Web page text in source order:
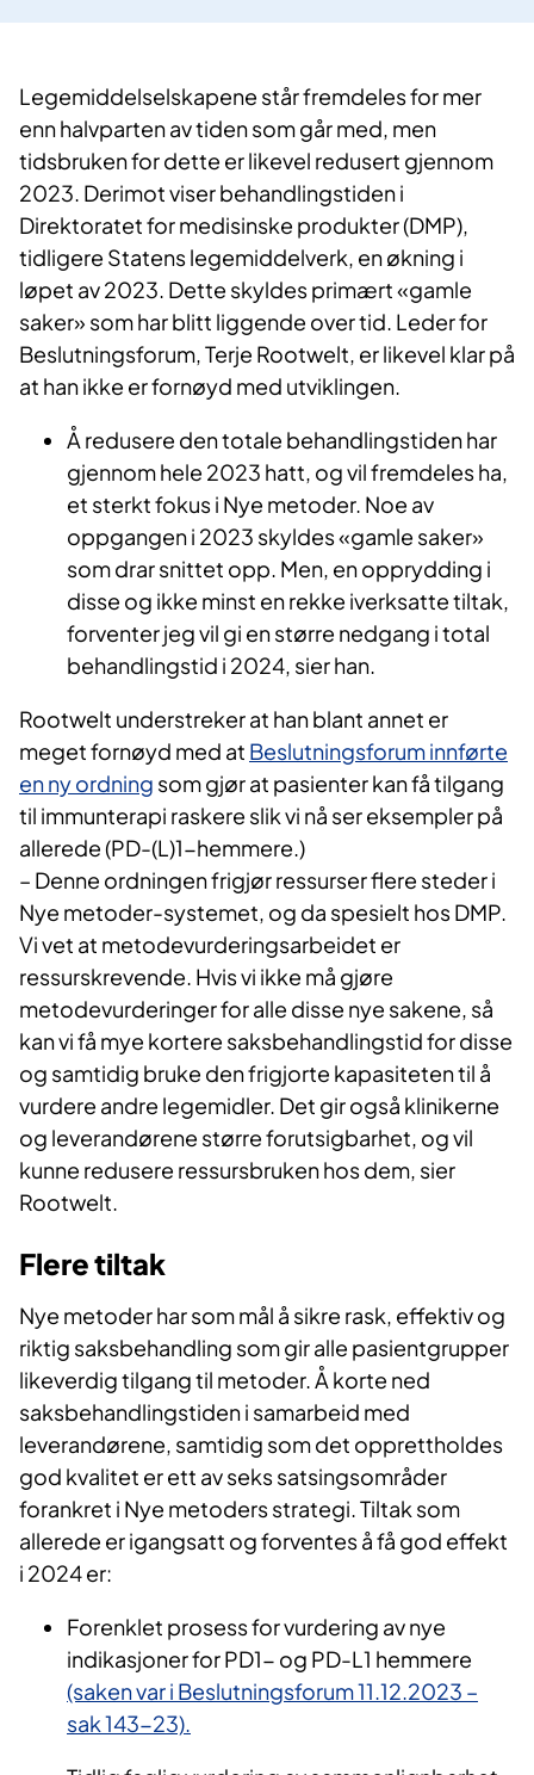
Legemiddelselskapene står fremdeles for mer
enn halvparten av tiden som går med, men
tidsbruken for dette er likevel redusert gjennom
2023. Derimot viser behandlingstiden i
Direktoratet for medisinske produkter (DMP),
tidligere Statens legemiddelverk, en økning i
løpet av 2023. Dette skyldes primært «gamle
saker» som har blitt liggende over tid. Leder for
Beslutningsforum, Terje Rootwelt, er likevel klar på
at han ikke er fornøyd med utviklingen.
Å redusere den totale behandlingstiden har
gjennom hele 2023 hatt, og vil fremdeles ha,
et sterkt fokus i Nye metoder. Noe av
oppgangen i 2023 skyldes «gamle saker»
som drar snittet opp. Men, en opprydding i
disse og ikke minst en rekke iverksatte tiltak,
forventer jeg vil gi en større nedgang i total
behandlingstid i 2024, sier han.
Rootwelt understreker at han blant annet er
meget fornøyd med at Beslutningsforum innførte
en ny ordning som gjør at pasienter kan få tilgang
til immunterapi raskere slik vi nå ser eksempler på
allerede (PD-(L)1-hemmere.)
– Denne ordningen frigjør ressurser flere steder i
Nye metoder-systemet, og da spesielt hos DMP.
Vi vet at metodevurderingsarbeidet er
ressurskrevende. Hvis vi ikke må gjøre
metodevurderinger for alle disse nye sakene, så
kan vi få mye kortere saksbehandlingstid for disse
og samtidig bruke den frigjorte kapasiteten til å
vurdere andre legemidler. Det gir også klinikerne
og leverandørene større forutsigbarhet, og vil
kunne redusere ressursbruken hos dem, sier
Rootwelt.
Flere tiltak
Nye metoder har som mål å sikre rask, effektiv og
riktig saksbehandling som gir alle pasientgrupper
likeverdig tilgang til metoder. Å korte ned
saksbehandlingstiden i samarbeid med
leverandørene, samtidig som det opprettholdes
god kvalitet er ett av seks satsingsområder
forankret i Nye metoders strategi. Tiltak som
allerede er igangsatt og forventes å få god effekt
i 2024 er:
Forenklet prosess for vurdering av nye
indikasjoner for PD1- og PD-L1 hemmere
(saken var i Beslutningsforum 11.12.2023 –
sak 143-23).